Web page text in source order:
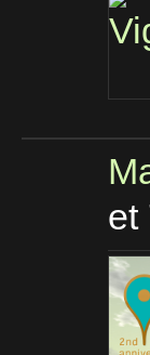
et